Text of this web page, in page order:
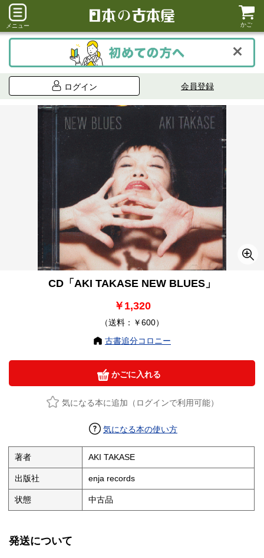
メニュー かご
ログイン 会員登録
CD「AKI TAKASE NEW BLUES」
￥1,320
（送料：￥600）
古書追分コロニー
かごに入れる
気になる本に追加（ログインで利用可能）
気になる本の使い方
著者 AKI TAKASE
出版社 enja records
状態 中古品
発送について